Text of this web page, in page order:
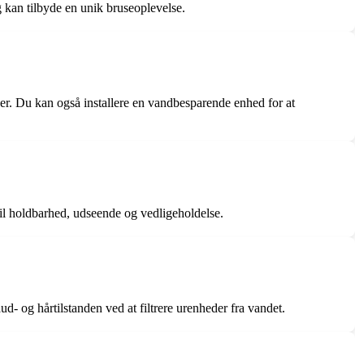
kan tilbyde en unik bruseoplevelse.
Du kan også installere en vandbesparende enhed for at
udseende og vedligeholdelse.
og hårtilstanden ved at filtrere urenheder fra vandet.